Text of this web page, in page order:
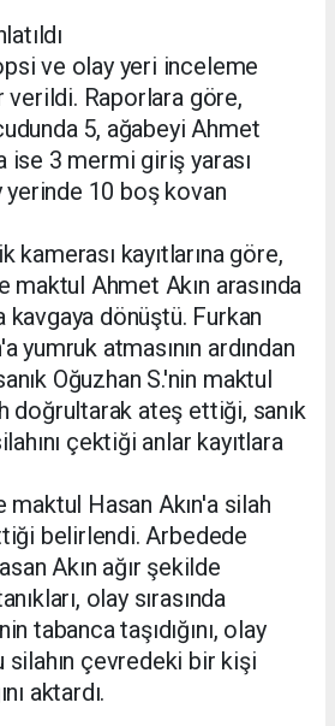
ve olay yeri inceleme
verildi. Raporlara göre,
5, ağabeyi Ahmet
ise 3 mermi giriş yarası
10 boş kovan
kamerası kayıtlarına göre,
maktul Ahmet Akın arasında
kavgaya dönüştü. Furkan
yumruk atmasının ardından
Oğuzhan S.'nin maktul
doğrultarak ateş ettiği, sanık
çektiği anlar kayıtlara
maktul Hasan Akın'a silah
belirlendi. Arbedede
Akın ağır şekilde
olay sırasında
tabanca taşıdığını, olay
silahın çevredeki bir kişi
aktardı.